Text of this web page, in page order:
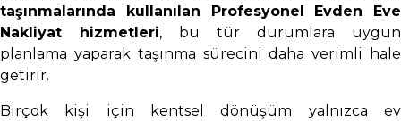
taşınmalarında kullanılan Profesyonel Evden Eve
Nakliyat hizmetleri, bu tür durumlara uygun
planlama yaparak taşınma sürecini daha verimli hale
getirir.
Birçok kişi için kentsel dönüşüm yalnızca ev